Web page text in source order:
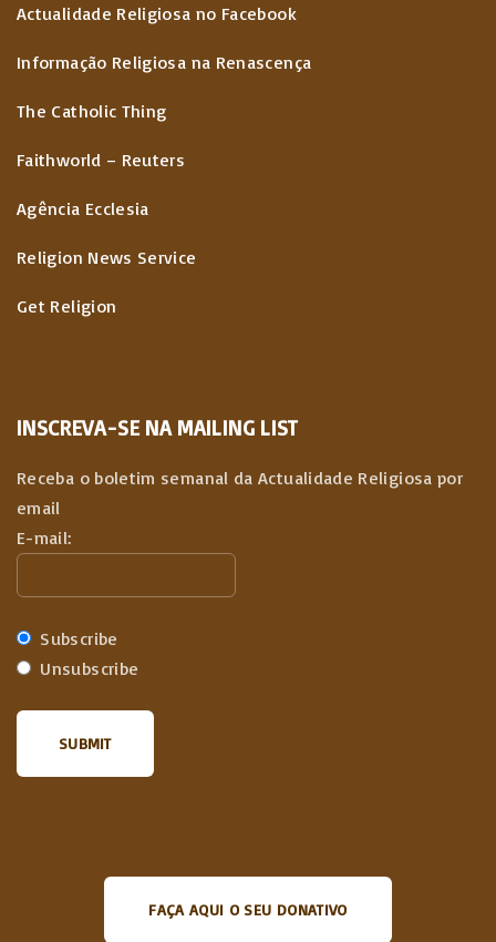
Actualidade Religiosa no Facebook
Informação Religiosa na Renascença
The Catholic Thing
Faithworld – Reuters
Agência Ecclesia
Religion News Service
Get Religion
INSCREVA-SE NA MAILING LIST
Receba o boletim semanal da Actualidade Religiosa por
email
E-mail:
Subscribe
Unsubscribe
FAÇA AQUI O SEU DONATIVO